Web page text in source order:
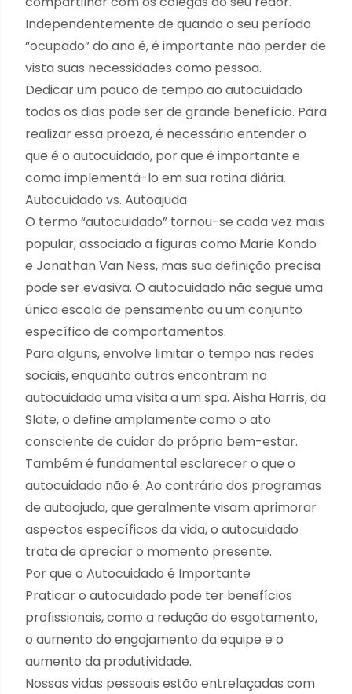
Independentemente de quando o seu período
“ocupado” do ano é, é importante não perder de
vista suas necessidades como pessoa.
Dedicar um pouco de tempo ao autocuidado
todos os dias pode ser de grande benefício. Para
realizar essa proeza, é necessário entender o
que é o autocuidado, por que é importante e
como implementá-lo em sua rotina diária.
Autocuidado vs. Autoajuda
O termo “autocuidado” tornou-se cada vez mais
popular, associado a figuras como Marie Kondo
e Jonathan Van Ness, mas sua definição precisa
pode ser evasiva. O autocuidado não segue uma
única escola de pensamento ou um conjunto
específico de comportamentos.
Para alguns, envolve limitar o tempo nas redes
sociais, enquanto outros encontram no
autocuidado uma visita a um spa. Aisha Harris, da
Slate, o define amplamente como o ato
consciente de cuidar do próprio bem-estar.
Também é fundamental esclarecer o que o
autocuidado não é. Ao contrário dos programas
de autoajuda, que geralmente visam aprimorar
aspectos específicos da vida, o autocuidado
trata de apreciar o momento presente.
Por que o Autocuidado é Importante
Praticar o autocuidado pode ter benefícios
profissionais, como a redução do esgotamento,
o aumento do engajamento da equipe e o
aumento da produtividade.
Nossas vidas pessoais estão entrelaçadas com